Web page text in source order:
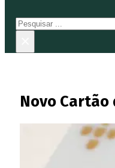
Pesquisar
Novo